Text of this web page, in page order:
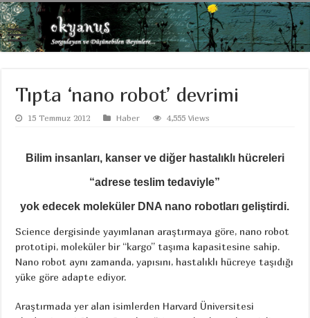
Tıpta ‘nano robot’ devrimi
15 Temmuz 2012 Haber 4,555 Views
Bilim insanları, kanser ve diğer hastalıklı hücreleri
“adrese teslim tedaviyle”
yok edecek moleküler DNA nano robotları geliştirdi.
Science dergisinde yayımlanan araştırmaya göre, nano robot
prototipi, moleküler bir “kargo” taşıma kapasitesine sahip.
Nano robot aynı zamanda, yapısını, hastalıklı hücreye taşıdığı
yüke göre adapte ediyor.
Araştırmada yer alan isimlerden Harvard Üniversitesi